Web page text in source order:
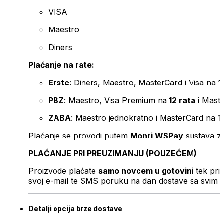
VISA
Maestro
Diners
Plaćanje na rate:
Erste: Diners, Maestro, MasterCard i Visa na
PBZ: Maestro, Visa Premium na 12 rata i
ZABA: Maestro jednokratno i MasterCard na
Plaćanje se provodi putem Monri WSPay sustava
PLAĆANJE PRI PREUZIMANJU (POUZEĆEM)
Proizvode plaćate samo novcem u gotovini tek
svoj e-mail te SMS poruku na dan dostave sa svim
Detalji opcija brze dostave